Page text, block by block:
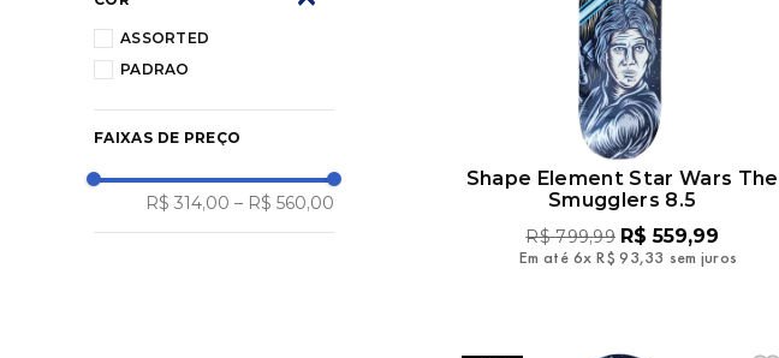
ASSORTED
PADRAO
FAIXAS DE PREÇO
R$ 314,00 – R$ 560,00
Shape Element Star Wars The
Smugglers 8.5
R$ 799,99 R$ 559,99
Em até 6x R$ 93,33 sem juros